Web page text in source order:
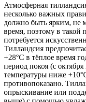
Атмосферная
несколько важных
должно быть ярким, не
время, поэтому в такой
потребуется
Тилландсия
+28°С в тёплое время
период покоя (с
температуры ниже
противопоказано.
опрыскивание или